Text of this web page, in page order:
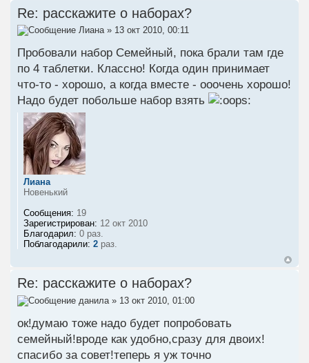
Re: расскажите о наборах?
Лиана» 13 окт 2010, 00:11
Пробовали набор Семейный, пока брали там где
по 4 таблетки. Классно! Когда один принимает
что-то - хорошо, а когда вместе - ооочень хорошо!
Надо будет побольше набор взять
Лиана
Новенький
Сообщения: 19
Зарегистрирован: 12 окт 2010
Благодарил: 0 раз.
Поблагодарили: 2 раз.
Re: расскажите о наборах?
данила » 13 окт 2010, 01:00
ок!думаю тоже надо будет попробовать
семейный!вроде как удобно,сразу для двоих!
спасибо за совет!теперь я уж точно